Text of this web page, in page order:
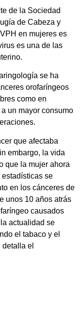
de la Sociedad
de Cabeza y
en mujeres es
es una de las
se ha
orofaríngeos
como en
un mayor consumo
que afectaba
embargo, la vida
que la mujer ahora
se
en los cánceres de
unos 10 años atrás
causados
actualidad se
el tabaco y el
el